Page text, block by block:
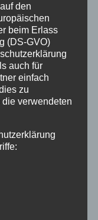
den
beim Erlass
(DS-GVO)
auch für
einfach
zu
verwendeten